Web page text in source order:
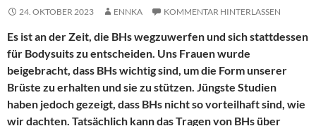
24. OKTOBER 2023 ENNKA KOMMENTAR HINTERLASSEN
Es ist an der Zeit, die BHs wegzuwerfen und sich stattdessen
für Bodysuits zu entscheiden. Uns Frauen wurde
beigebracht, dass BHs wichtig sind, um die Form unserer
Brüste zu erhalten und sie zu stützen. Jüngste Studien
haben jedoch gezeigt, dass BHs nicht so vorteilhaft sind, wie
wir dachten. Tatsächlich kann das Tragen von BHs über